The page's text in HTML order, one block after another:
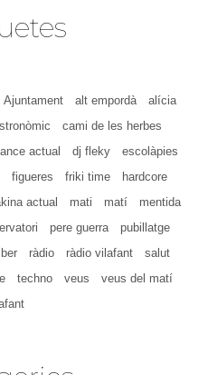
Ajuntament alt empordà
alícia
cami de les herbes
actual dj fleky
escolàpies
figueres friki time
hardcore
actual mati matí
mentida
pere guerra
pubillatge
ràdio ràdio vilafant
salut
techno veus
veus del matí